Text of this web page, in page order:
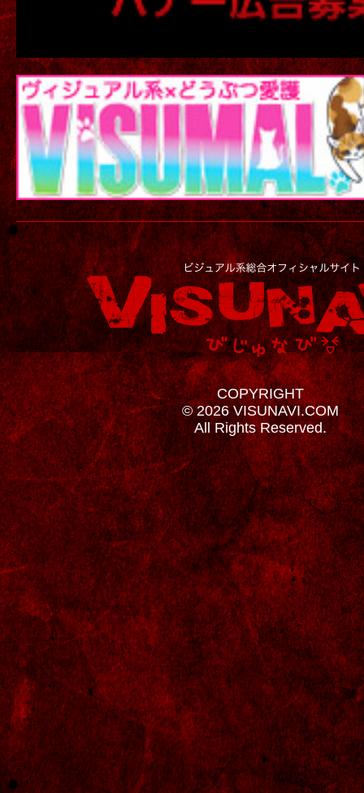
COPYRIGHT
© 2026 VISUNAVI.COM
All Rights Reserved.